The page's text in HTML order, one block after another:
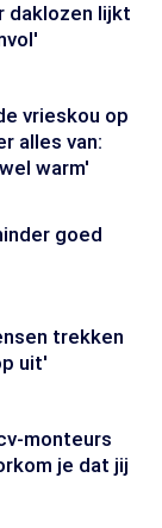
daklozen lijkt
vrieskou op
alles van:
warm'
goed
trekken
uit'
monteurs
je dat jij